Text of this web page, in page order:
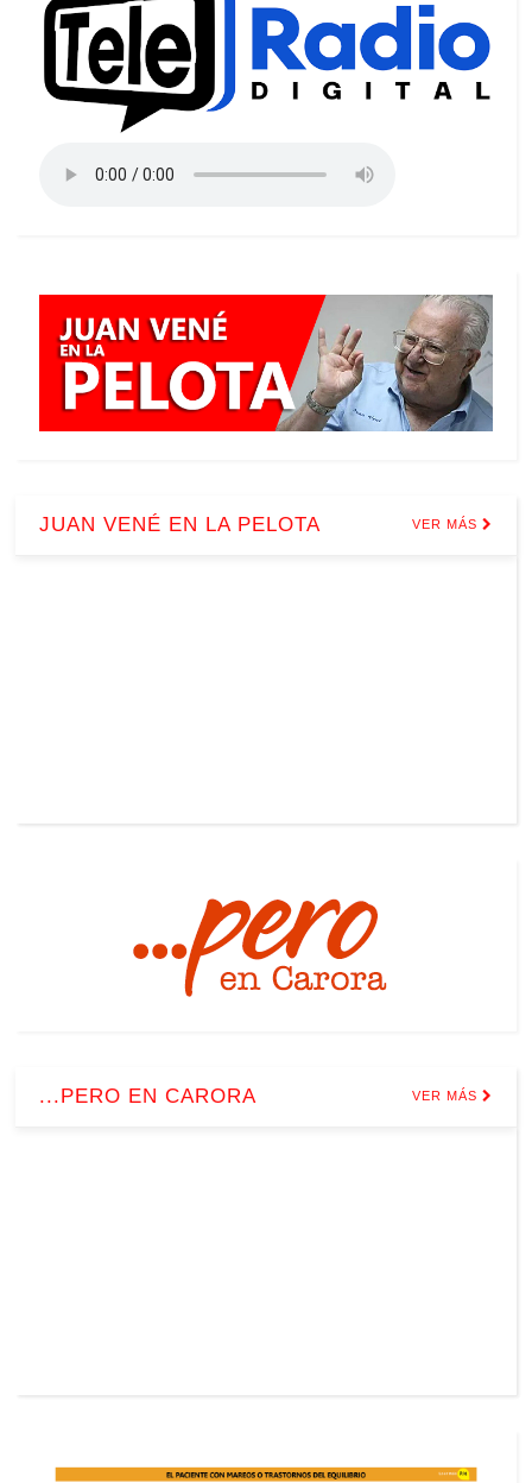
JUAN VENÉ EN LA PELOTA VER MÁS
...PERO EN CARORA VER MÁS